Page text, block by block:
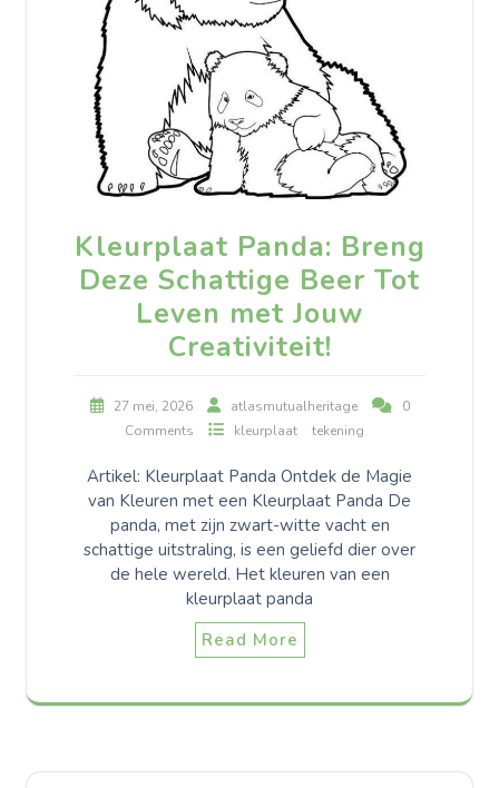
Kleurplaat Panda: Breng
Deze Schattige Beer Tot
Leven met Jouw
Creativiteit!
27 mei, 2026 atlasmutualheritage
0
Comments
kleurplaat tekening
Artikel: Kleurplaat Panda Ontdek de Magie
van Kleuren met een Kleurplaat Panda De
panda, met zijn zwart-witte vacht en
schattige uitstraling, is een geliefd dier over
de hele wereld. Het kleuren van een
kleurplaat panda
Read More